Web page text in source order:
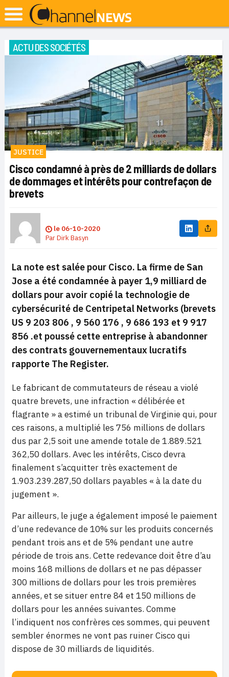
ACTU DES SOCIÉTÉS
JUSTICE
Cisco condamné à près de 2 milliards de dollars
de dommages et intérêts pour contrefaçon de
brevets
le 06-10-2020
ParDirk Basyn
La note est salée pour Cisco. La firme de San
Jose a été condamnée à payer 1,9 milliard de
dollars pour avoir copié la technologie de
cybersécurité de Centripetal Networks (brevets
US 9 203 806 , 9 560 176 , 9 686 193 et 9 917
856 .et poussé cette entreprise à abandonner
des contrats gouvernementaux lucratifs
rapporte The Register.
Le fabricant de commutateurs de réseau a violé
quatre brevets, une infraction « délibérée et
flagrante » a estimé un tribunal de Virginie qui, pour
ces raisons, a multiplié les 756 millions de dollars
dus par 2,5 soit une amende totale de 1.889.521
362,50 dollars. Avec les intérêts, Cisco devra
finalement s’acquitter très exactement de
1.903.239.287,50 dollars payables « à la date du
jugement ».
Par ailleurs, le juge a également imposé le paiement
d’une redevance de 10% sur les produits concernés
pendant trois ans et de 5% pendant une autre
période de trois ans. Cette redevance doit être d’au
moins 168 millions de dollars et ne pas dépasser
300 millions de dollars pour les trois premières
années, et se situer entre 84 et 150 millions de
dollars pour les années suivantes. Comme
l’indiquent nos confrères ces sommes, qui peuvent
sembler énormes ne vont pas ruiner Cisco qui
dispose de 30 milliards de liquidités.